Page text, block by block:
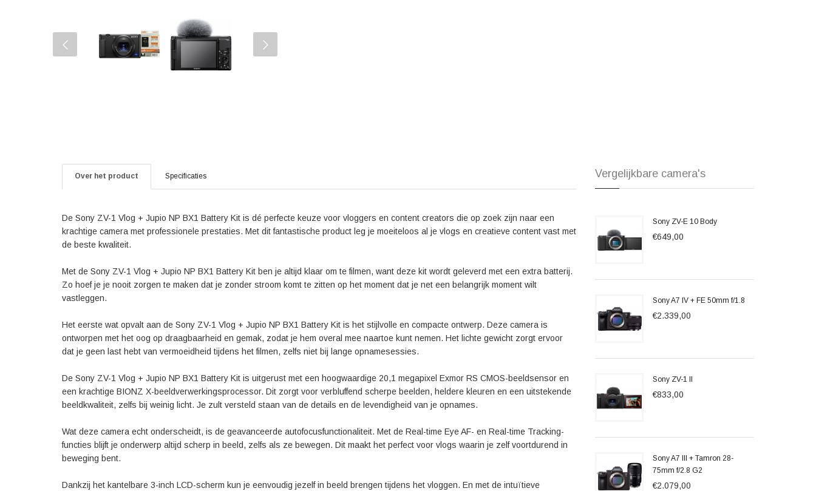
Over het product Specificaties
De Sony ZV-1 Vlog + Jupio NP BX1 Battery Kit is dé perfecte keuze voor vloggers en content creators die op zoek zijn naar een
krachtige camera met professionele prestaties. Met dit fantastische product leg je moeiteloos al je vlogs en creatieve content vast met
de beste kwaliteit.
Met de Sony ZV-1 Vlog + Jupio NP BX1 Battery Kit ben je altijd klaar om te filmen, want deze kit wordt geleverd met een extra batterij.
Zo hoef je je nooit zorgen te maken dat je zonder stroom komt te zitten op het moment dat je net een belangrijk moment wilt
vastleggen.
Het eerste wat opvalt aan de Sony ZV-1 Vlog + Jupio NP BX1 Battery Kit is het stijlvolle en compacte ontwerp. Deze camera is
ontworpen met het oog op draagbaarheid en gemak, zodat je hem overal mee naartoe kunt nemen. Het lichte gewicht zorgt ervoor
dat je geen last hebt van vermoeidheid tijdens het filmen, zelfs niet bij lange opnamesessies.
De Sony ZV-1 Vlog + Jupio NP BX1 Battery Kit is uitgerust met een hoogwaardige 20,1 megapixel Exmor RS CMOS-beeldsensor en
een krachtige BIONZ X-beeldverwerkingsprocessor. Dit zorgt voor verbluffend scherpe beelden, heldere kleuren en een uitstekende
beeldkwaliteit, zelfs bij weinig licht. Je zult versteld staan van de details en de levendigheid van je opnames.
Wat deze camera echt onderscheidt, is de geavanceerde autofocusfunctionaliteit. Met de Real-time Eye AF- en Real-time Tracking-
functies blijft je onderwerp altijd scherp in beeld, zelfs als ze bewegen. Dit maakt het perfect voor vlogs waarin je zelf voortdurend in
beweging bent.
Dankzij het kantelbare 3-inch LCD-scherm kun je eenvoudig jezelf in beeld brengen tijdens het vloggen. En met de intuïtieve
Vergelijkbare camera's
Sony ZV-E 10 Body
€649,00
Sony A7 IV + FE 50mm f/1.8
€2.339,00
Sony ZV-1 II
€833,00
Sony A7 III + Tamron 28-
75mm f/2.8 G2
€2.079,00